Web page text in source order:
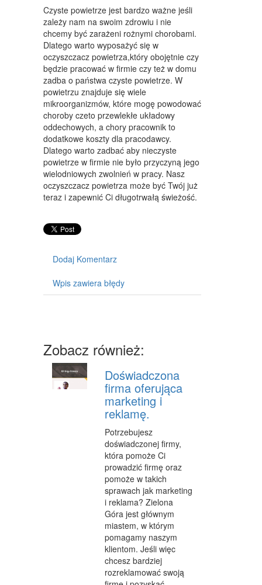
BIZNES ONLINE
BIŻUTERIA
DLA DZIECI
MEBLE
WYPOSAŻENIE WNĘTRZ
WYPOSAŻENIE ŁAZIENKI
ODZIEŻ
SPORT
ELEKTRONIKA, RTV, AGD
MATERIAŁY EKSPLOATACYJNE
NARZĘDZIA
PRZEMYSŁ METALOWY
PRZEWÓZ
TRANSPORT
CZĘŚCI SAMOCHODOWE
WYNAJEM
USŁUGI MOTORYZACYJNE
SALONY, KOMISY
PUBLIC RELATIONS
Czyste powietrze jest bardzo ważne jeśli
zależy nam na swoim zdrowiu i nie
chcemy być zarażeni rożnymi chorobami.
Dlatego warto wyposażyć się w
oczyszczacz powietrza,który obojętnie czy
będzie pracować w firmie czy też w domu
zadba o państwa czyste powietrze. W
powietrzu znajduje się wiele
mikroorganizmów, które mogę powodować
choroby czeto przewlekłe układowy
oddechowych, a chory pracownik to
dodatkowe koszty dla pracodawcy.
Dlatego warto zadbać aby nieczyste
powietrze w firmie nie było przyczyną jego
wielodniowych zwolnień w pracy. Nasz
oczyszczacz powietrza może być Twój już
teraz i zapewnić Ci długotrwałą świeżość.
Dodaj Komentarz
Wpis zawiera błędy
Zobacz również:
Doświadczona
firma oferująca
marketing i
reklamę.
Potrzebujesz
doświadczonej firmy,
która pomoże Ci
prowadzić firmę oraz
pomoże w takich
sprawach jak marketing
i reklama? Zielona
Góra jest głównym
miastem, w którym
pomagamy naszym
klientom. Jeśli więc
chcesz bardziej
rozreklamować swoją